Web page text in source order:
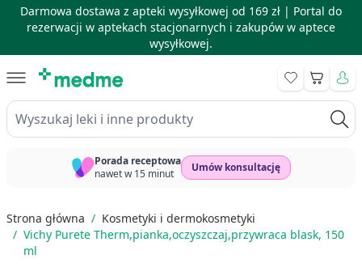
Darmowa dostawa z apteki wysyłkowej od 169 zł | Portal do
rezerwacji w aptekach stacjonarnych i zakupów w aptece
wysyłkowej.
Wyszukaj leki i inne produkty
Koszyk
Porada receptowa
nawet w 15 minut
Umów konsultację
Strona główna / Kosmetyki i dermokosmetyki
/ Vichy Purete Therm,pianka,oczyszczaj,przywraca blask, 150
ml